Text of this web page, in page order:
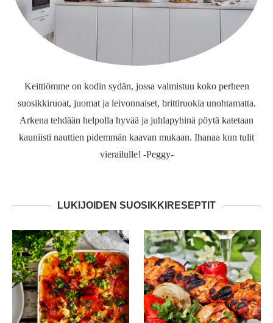
Keittiömme on kodin sydän, jossa valmistuu koko perheen
suosikkiruoat, juomat ja leivonnaiset, brittiruokia unohtamatta.
Arkena tehdään helpolla hyvää ja juhlapyhinä pöytä katetaan
kauniisti nauttien pidemmän kaavan mukaan. Ihanaa kun tulit
vierailulle! -Peggy-
LUKIJOIDEN SUOSIKKIRESEPTIT